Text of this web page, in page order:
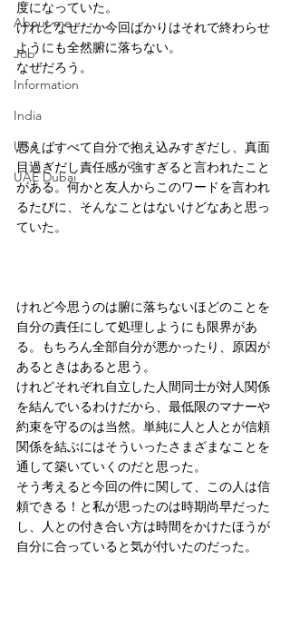
About me
Job
Information
India
USA
UAE Dubai
度になっていた。
けれどなぜだか今回ばかりはそれで終わらせ
ようにも全然腑に落ちない。
なぜだろう。
思えばすべて自分で抱え込みすぎだし、真面
目過ぎだし責任感が強すぎると言われたこと
がある。何かと友人からこのワードを言われ
るたびに、そんなことはないけどなあと思っ
ていた。
けれど今思うのは腑に落ちないほどのことを
自分の責任にして処理しようにも限界があ
る。もちろん全部自分が悪かったり、原因が
あるときはあると思う。
けれどそれぞれ自立した人間同士が対人関係
を結んでいるわけだから、最低限のマナーや
約束を守るのは当然。単純に人と人とが信頼
関係を結ぶにはそういったさまざまなことを
通して築いていくのだと思った。
そう考えると今回の件に関して、この人は信
頼できる！と私が思ったのは時期尚早だった
し、人との付き合い方は時間をかけたほうが
自分に合っていると気が付いたのだった。